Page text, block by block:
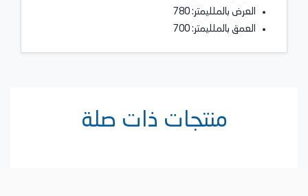
العرض بالملليمتر: 780
العمق بالملليمتر: 700
منتجات ذات صلة